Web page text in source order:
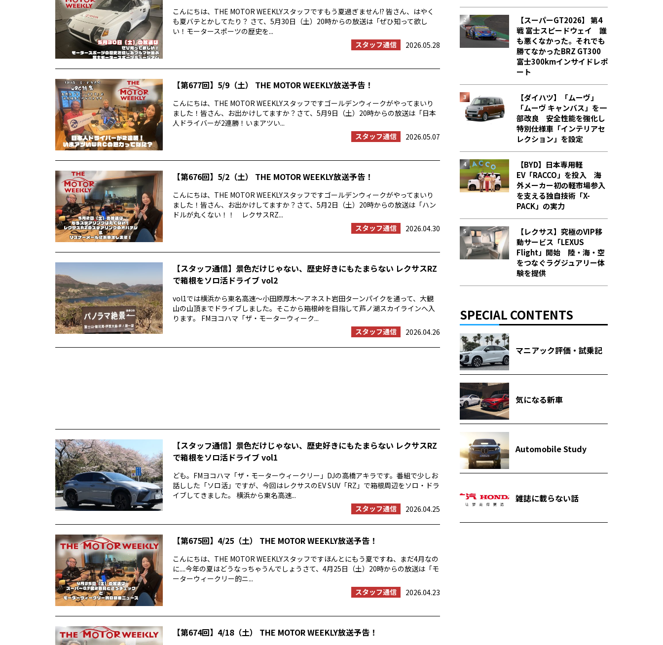
こんにちは、THE MOTOR WEEKLYスタッフですもう夏過ぎません!? 皆さん、はやく
も夏バテとかしてたり？ さて、5月30日（土）20時からの放送は「ぜひ知って欲し
い！モータースポーツの歴史を...
スタッフ通信
2026.05.28
【第677回】5/9（土） THE MOTOR WEEKLY放送予告！
こんにちは、THE MOTOR WEEKLYスタッフですゴールデンウィークがやってまいり
ました！皆さん、お出かけしてますか？さて、5月9日（土）20時からの放送は「日本
人ドライバーが2連勝！いまアツい...
スタッフ通信
2026.05.07
【第676回】5/2（土） THE MOTOR WEEKLY放送予告！
こんにちは、THE MOTOR WEEKLYスタッフですゴールデンウィークがやってまいり
ました！皆さん、お出かけしてますか？さて、5月2日（土）20時からの放送は「ハン
ドルが丸くない！！ レクサスRZ...
スタッフ通信
2026.04.30
【スタッフ通信】景色だけじゃない、歴史好きにもたまらない レクサスRZ
で箱根をソロ活ドライブ vol2
vol1では横浜から東名高速〜小田原厚木〜アネスト岩田ターンパイクを通って、大観
山の山頂までドライブしました。そこから箱根峠を目指して芦ノ湖スカイラインへ入
ります。 FMヨコハマ「ザ・モーターウィーク...
スタッフ通信
2026.04.26
【スタッフ通信】景色だけじゃない、歴史好きにもたまらない レクサスRZ
で箱根をソロ活ドライブ vol1
ども。FMヨコハマ「ザ・モーターウィークリー」DJの高橋アキラです。番組で少しお
話しした「ソロ活」ですが、今回はレクサスのEV SUV「RZ」で箱根周辺をソロ・ドラ
イブしてきました。 横浜から東名高速...
スタッフ通信
2026.04.25
【第675回】4/25（土） THE MOTOR WEEKLY放送予告！
こんにちは、THE MOTOR WEEKLYスタッフですほんとにもう夏ですね、まだ4月なの
に....今年の夏はどうなっちゃうんでしょうさて、4月25日（土）20時からの放送は「モ
ーターウィークリー的ニ...
スタッフ通信
2026.04.23
【第674回】4/18（土） THE MOTOR WEEKLY放送予告！
【スーパーGT2026】 第4
戦 富士スピードウェイ 誰
も悪くなかった。それでも
勝てなかった――BRZ GT300
富士300kmインサイドレポ
ート
【ダイハツ】「ムーヴ」
「ムーヴ キャンバス」を一
部改良 安全性能を強化し
特別仕様車「インテリアセ
レクション」を設定
【BYD】日本専用軽
EV「RACCO」を投入 海
外メーカー初の軽市場参入
を支える独自技術「X-
PACK」の実力
【レクサス】究極のVIP移
動サービス「LEXUS
Flight」開始 陸・海・空
をつなぐラグジュアリー体
験を提供
SPECIAL CONTENTS
マニアック評価・試乗記
気になる新車
Automobile Study
雑誌に載らない話